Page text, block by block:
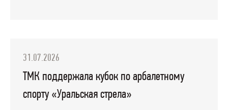
31.07.2026
ТМК поддержала кубок по арбалетному
спорту «Уральская стрела»